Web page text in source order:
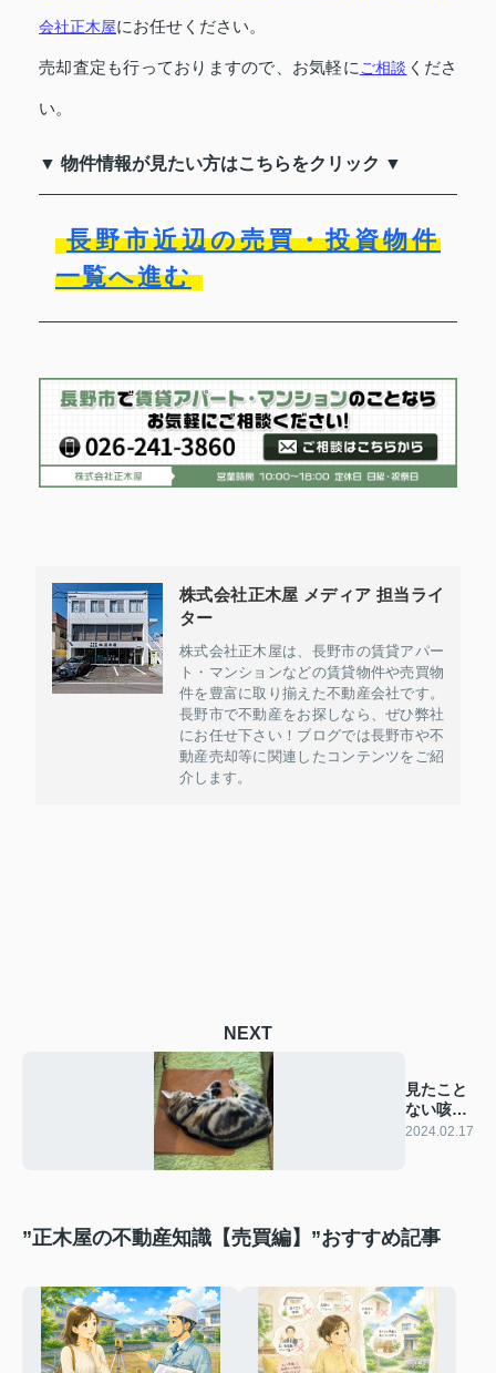
会社正木屋にお任せください。
売却査定も行っておりますので、お気軽に ご相談 くださ
い。
▼ 物件情報が見たい方はこちらをクリック ▼
長野市近辺の売買・投資物件
一覧へ進む
株式会社正木屋 メディア 担当ライ
ター
株式会社正木屋は、長野市の賃貸アパー
ト・マンションなどの賃貸物件や売買物
件を豊富に取り揃えた不動産会社です。
長野市で不動産をお探しなら、ぜひ弊社
にお任せ下さい！ブログでは長野市や不
動産売却等に関連したコンテンツをご紹
介します。
NEXT
見たこと
ない咳止
めのお薬
2024.02.17
”正木屋の不動産知識【売買編】”おすすめ記事